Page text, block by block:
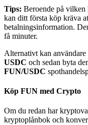
Tips: Beroende på
kan ditt första köp kräva
betalningsinformation.
få minuter.
Alternativt kan
USDC och sedan byta
FUN/USDC
Köp FUN med Crypto
Om du redan har
kryptoplånbok och